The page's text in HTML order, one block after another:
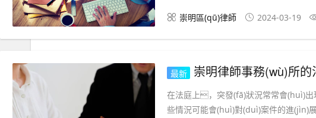
崇明區(qū)律師 2024-03-19
最新 崇明律師事務(wù)所的法庭應
在法庭上，突發(fā)狀況常常會(huì)
些情況可能會(huì)對(duì)案件的進